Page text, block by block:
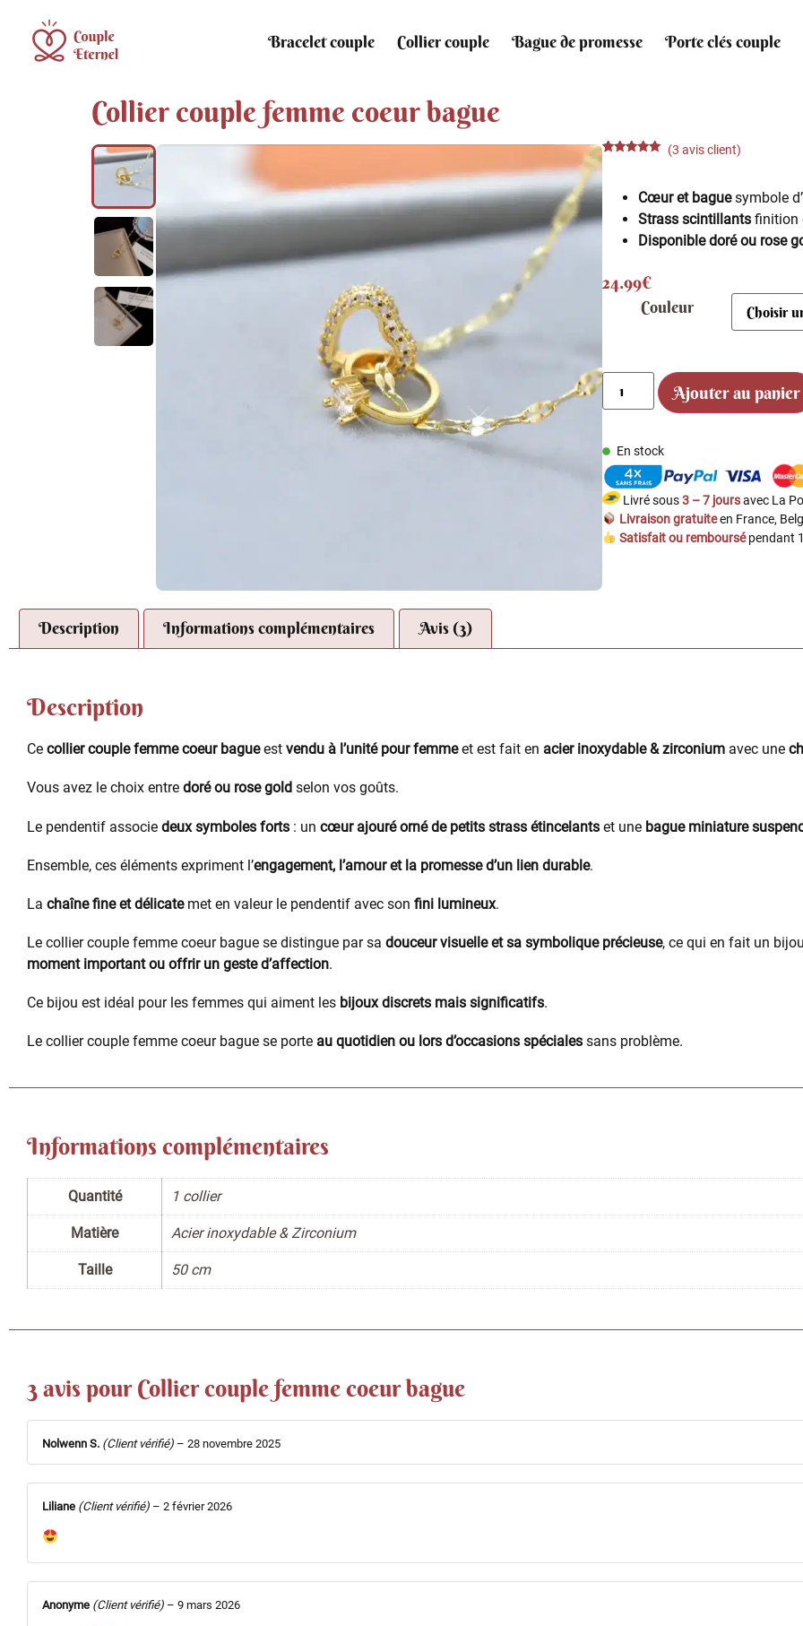
Bracelet couple Collier couple Bague de promesse Porte clés couple
Collier couple femme coeur bague
notations
(3 avis client)
Cœur et baguesymbole
Strass scintillants finition
Disponible doré ou rose
24.99€
Couleur
Ajouter au panier
En stock
Livré sous3 – 7 joursavec La
Livraison gratuiteen France,
Satisfait ou remboursépendant
Description Informations complémentaires Avis (3)
Description
Ce collier couple femme coeur bagueest vendu à l’unité pour femmeet est fait en acier inoxydable & zirconium avec une
Vous avez le choix entre doré ou rose gold selon vos goûts.
Le pendentif associe deux symboles forts : un cœur ajouré orné de petits strass étincelants et une bague miniature
Ensemble, ces éléments expriment l’engagement, l’amour et la promesse d’un lien durable.
La chaîne fine et délicatemet en valeur le pendentif avec son fini lumineux.
Le collier couple femme coeur bague se distingue par sa douceur visuelle et sa symbolique précieuse, ce qui en fait un
moment important ou offrir un geste d’affection.
Ce bijou est idéal pour les femmes qui aiment les bijoux discrets mais significatifs.
Le collier couple femme coeur bague se porte au quotidien ou lors d’occasions spéciales sans problème.
Informations complémentaires
Quantité 1 collier
Matière Acier inoxydable & Zirconium
Taille 50 cm
3 avis pourCollier couple femme coeur bague
Nolwenn S. (Client vérifié) – 28 novembre 2025
Liliane (Client vérifié) – 2 février 2026
Anonyme (Client vérifié) – 9 mars 2026